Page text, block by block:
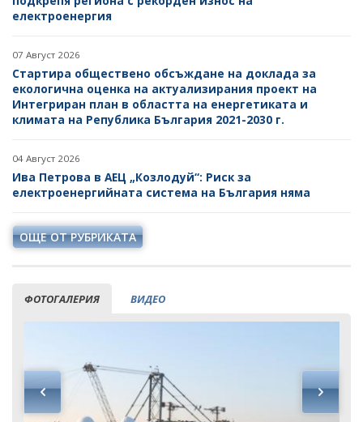
електроенергия
07 Август 2026
Стартира обществено обсъждане на доклада за
екологична оценка на актуализирания проект на
Интегриран план в областта на енергетиката и
климата на Република България 2021-2030 г.
04 Август 2026
Ива Петрова в АЕЦ „Козлодуй“: Риск за
електроенергийната система на България няма
ОЩЕ ОТ РУБРИКАТА
ФОТОГАЛЕРИЯ ВИДЕО